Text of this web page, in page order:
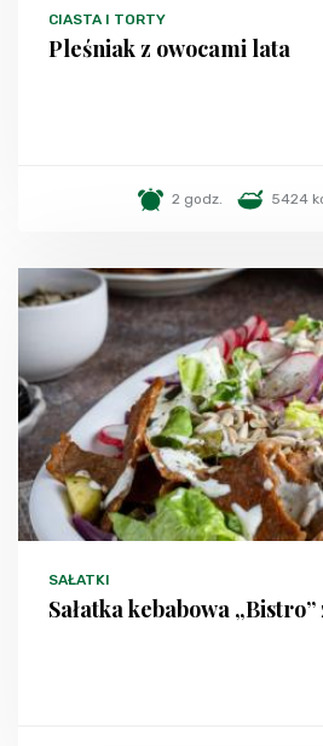
CIASTA I TORTY
Pleśniak z owocami lata
2 godz. 5424
SAŁATKI
Sałatka kebabowa